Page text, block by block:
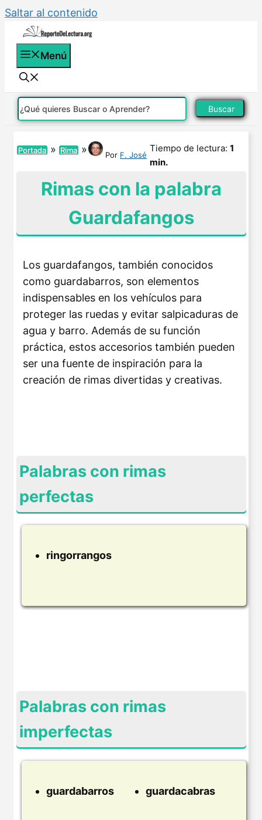
Saltar al contenido
Menú
Buscar
Portada » Rima » Por F. José
Tiempo de lectura: 1
min.
Rimas con la palabra
Guardafangos
Los guardafangos, también conocidos
como guardabarros, son elementos
indispensables en los vehículos para
proteger las ruedas y evitar salpicaduras de
agua y barro. Además de su función
práctica, estos accesorios también pueden
ser una fuente de inspiración para la
creación de rimas divertidas y creativas.
Palabras con rimas
perfectas
ringorrangos
Palabras con rimas
imperfectas
guardabarros guardacabras